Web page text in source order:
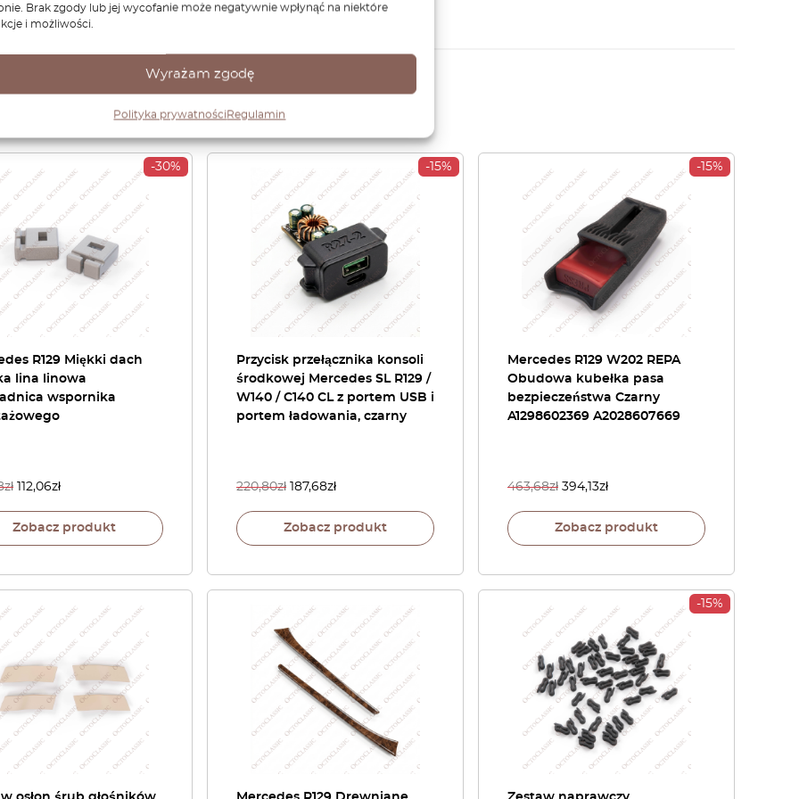
Brak zgody lub jej wycofanie może negatywnie wpłynąć na niektóre
i możliwości.
Wyrażam zgodę
Polityka prywatności Regulamin
Podobne produkty
-30%
R129 Miękki dach
lina linowa
wspornika
zł 112,06zł
Zobacz produkt
-15%
Przycisk przełącznika konsoli
środkowej Mercedes SL R129 /
W140 / C140 CL z portem USB i
portem ładowania, czarny
220,80zł 187,68zł
Zobacz produkt
-15%
Mercedes R129 W202 REPA
Obudowa kubełka pasa
bezpieczeństwa Czarny
A1298602369 A2028607669
463,68zł 394,13zł
Zobacz produkt
-15%